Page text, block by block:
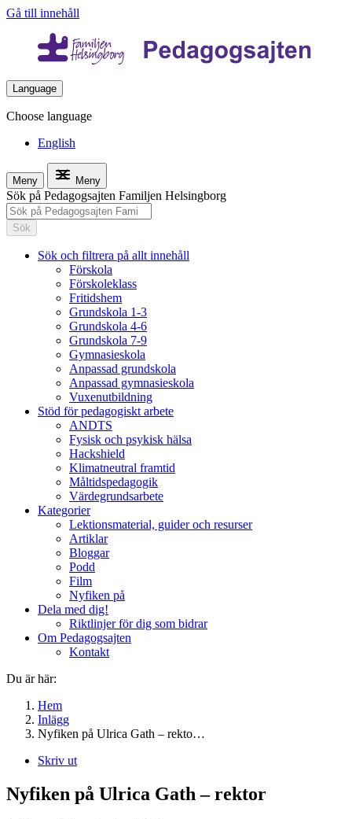
Gå till innehåll
Language
Choose language
English
Meny Meny
Sök på Pedagogsajten Familjen Helsingborg
Sök
Sök och filtrera på allt innehåll
Förskola
Förskoleklass
Fritidshem
Grundskola 1-3
Grundskola 4-6
Grundskola 7-9
Gymnasieskola
Anpassad grundskola
Anpassad gymnasieskola
Vuxenutbildning
Stöd för pedagogiskt arbete
ANDTS
Fysisk och psykisk hälsa
Hackshield
Klimatneutral framtid
Måltidspedagogik
Värdegrundsarbete
Kategorier
Lektionsmaterial, guider och resurser
Artiklar
Bloggar
Podd
Film
Nyfiken på
Dela med dig!
Riktlinjer för dig som bidrar
Om Pedagogsajten
Kontakt
Du är här:
Hem
Inlägg
Nyfiken på Ulrica Gath – rekto…
Skriv ut
Nyfiken på Ulrica Gath – rektor